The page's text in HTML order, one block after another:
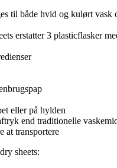
til både hvid og kulørt vask
erstatter 3 plasticflasker
eller på hylden
end traditionelle
at transportere
sheets: